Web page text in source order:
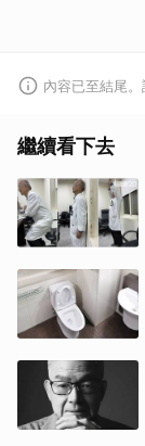
內容已至結尾。
繼續看下去